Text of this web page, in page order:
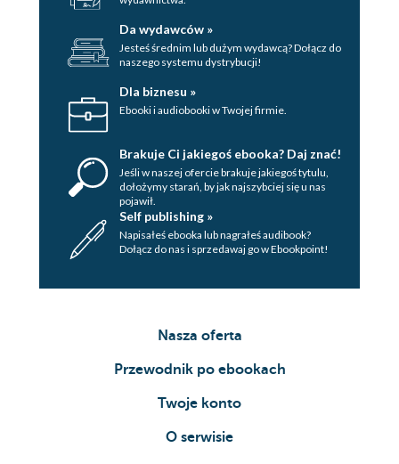
Da wydawców »
Jesteś średnim lub dużym wydawcą? Dołącz do
naszego systemu dystrybucji!
Dla biznesu »
Ebooki i audiobooki w Twojej firmie.
Brakuje Ci jakiegoś ebooka? Daj znać!
Jeśli w naszej ofercie brakuje jakiegoś tytulu,
dołożymy starań, by jak najszybciej się u nas
pojawił.
Self publishing »
Napisałeś ebooka lub nagrałeś audibook?
Dołącz do nas i sprzedawaj go w Ebookpoint!
Nasza oferta
Przewodnik po ebookach
Twoje konto
O serwisie